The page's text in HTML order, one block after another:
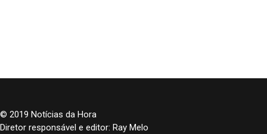
© 2019 Notícias da Hora
Diretor responsável e editor: Ray Melo